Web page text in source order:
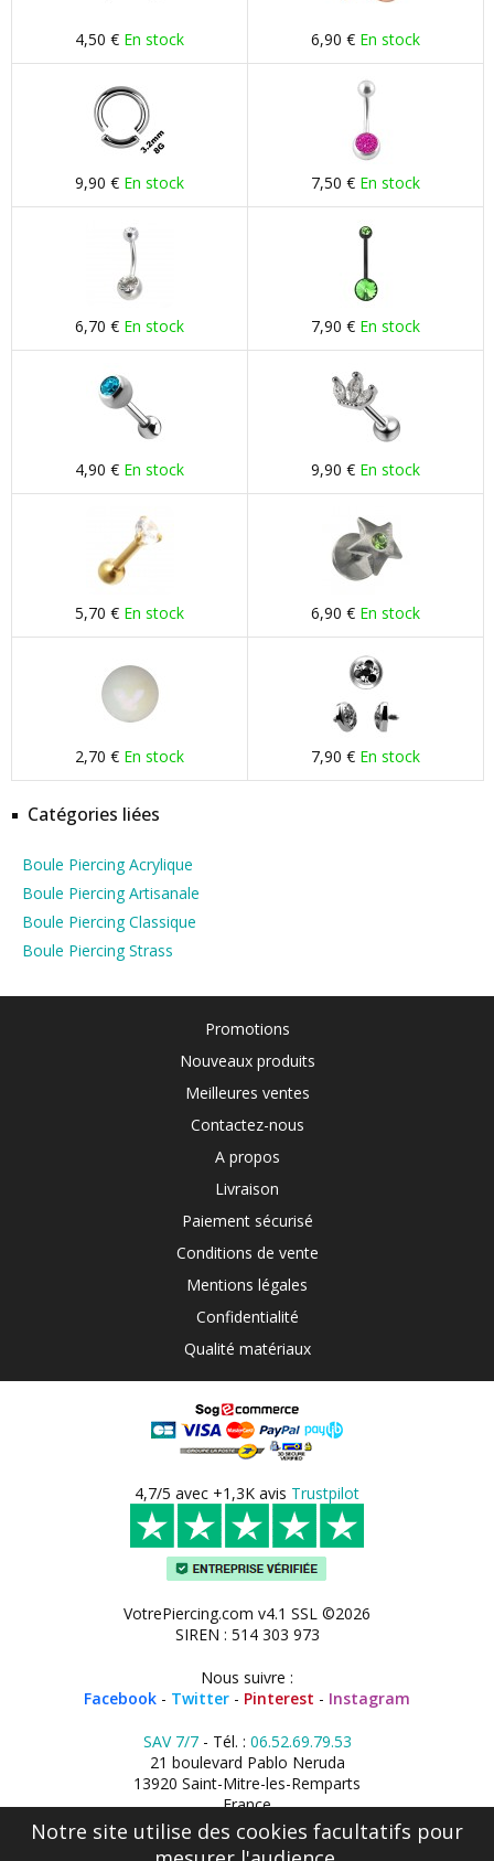
4,50 € En stock 6,90 € En stock
9,90 € En stock 7,50 € En stock
6,70 € En stock 7,90 € En stock
4,90 € En stock 9,90 € En stock
5,70 € En stock 6,90 € En stock
2,70 € En stock 7,90 € En stock
Catégories liées
Boule Piercing Acrylique
Boule Piercing Artisanale
Boule Piercing Classique
Boule Piercing Strass
Promotions
Nouveaux produits
Meilleures ventes
Contactez-nous
A propos
Livraison
Paiement sécurisé
Conditions de vente
Mentions légales
Confidentialité
Qualité matériaux
4,7/5 avec +1,3K avis Trustpilot
VotrePiercing.com v4.1 SSL ©2026
SIREN : 514 303 973
Nous suivre :
Facebook - Twitter - Pinterest - Instagram
SAV 7/7- Tél. : 06.52.69.79.53
21 boulevard Pablo Neruda
13920 Saint-Mitre-les-Remparts
France
Notre site utilise des cookies facultatifs pour